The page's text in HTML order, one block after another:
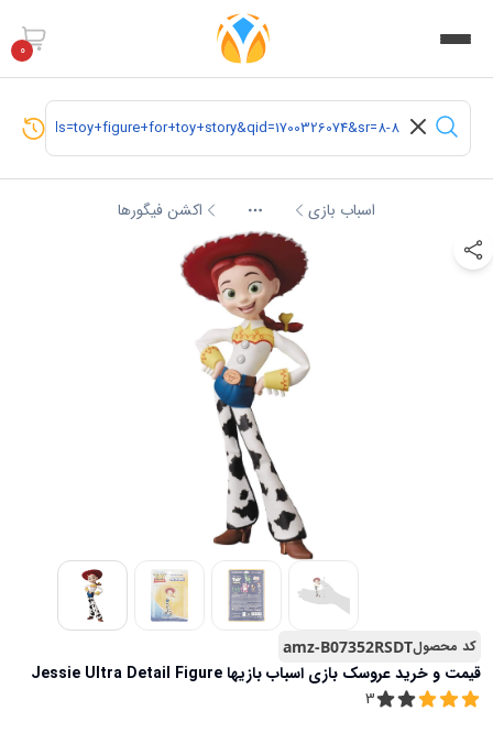
0
اسباب بازی More اکشن فیگورها
کد محصولamz-B07352RSDT
قیمت و خریدعروسک بازی اسباب بازیها Jessie Ultra Detail Figure
3